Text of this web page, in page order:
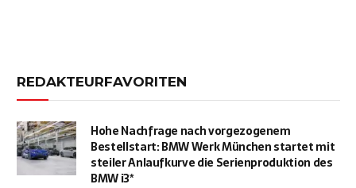
REDAKTEURFAVORITEN
Hohe Nachfrage nach vorgezogenem
Bestellstart: BMW Werk München startet mit
steiler Anlaufkurve die Serienproduktion des
BMW i3*